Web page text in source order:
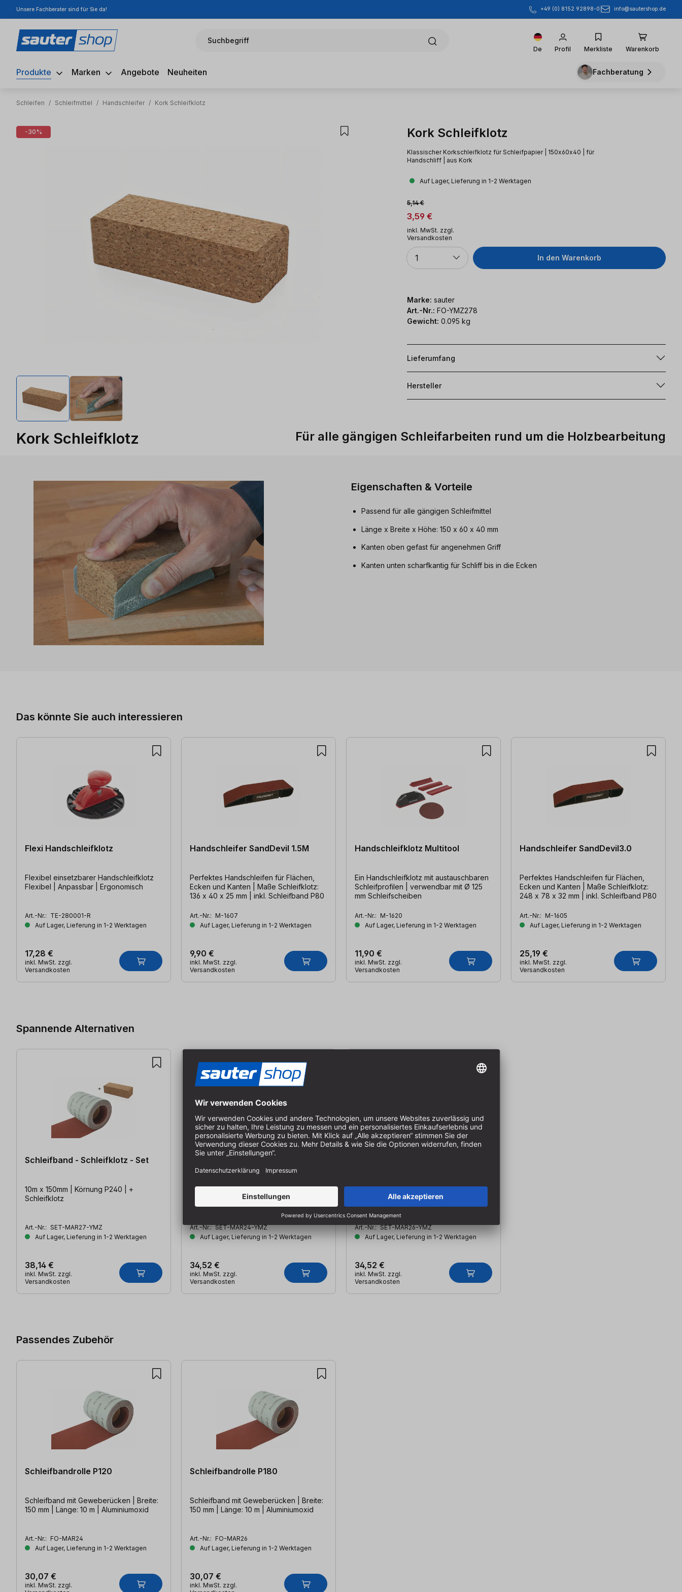
Hauptinhalt springen
Zur Suche springen
Zur Hauptnavigation springen
Unsere Fachberater sind für Sie da! +49 (0) 8152 92898-0 info@sautershop.de
Suchbegriff
De Profil Merkliste Warenkorb
Produkte Marken Angebote Neuheiten Fachberatung
Schleifen / Schleifmittel / Handschleifer / Kork Schleifklotz
Bildergalerie überspringen
-30% Kork Schleifklotz
Klassischer Korkschleifklotz für Schleifpapier | 150x60x40 | für
Handschliff | aus Kork
Auf Lager, Lieferung in 1-2 Werktagen
Verkaufspreis:
3,59 €
Regulärer Preis:
5,14 €
inkl. MwSt. zzgl.
Versandkosten
Anzahl
1 In den Warenkorb
Marke: sauter
Art.-Nr.: FO-YMZ278
Gewicht: 0.095 kg
Lieferumfang
Hersteller
Kork Schleifklotz Für alle gängigen Schleifarbeiten rund um die Holzbearbeitung
Eigenschaften & Vorteile
Passend für alle gängigen Schleifmittel
Länge x Breite x Höhe: 150 x 60 x 40 mm
Kanten oben gefast für angenehmen Griff
Kanten unten scharfkantig für Schliff bis in die Ecken
Das könnte Sie auch interessieren
Flexi Handschleifklotz
Flexibel einsetzbarer Handschleifklotz
Flexibel | Anpassbar | Ergonomisch
Art.-Nr.: TE-280001-R
Auf Lager, Lieferung in 1-2 Werktagen
17,28 €
inkl. MwSt. zzgl.
Versandkosten
Handschleifer SandDevil 1.5M
Perfektes Handschleifen für Flächen,
Ecken und Kanten | Maße Schleifklotz:
136 x 40 x 25 mm | inkl. Schleifband P80
Art.-Nr.: M-1607
Auf Lager, Lieferung in 1-2 Werktagen
9,90 €
inkl. MwSt. zzgl.
Versandkosten
Handschleifklotz Multitool
Ein Handschleifklotz mit austauschbaren
Schleifprofilen | verwendbar mit Ø 125
mm Schleifscheiben
Art.-Nr.: M-1620
Auf Lager, Lieferung in 1-2 Werktagen
11,90 €
inkl. MwSt. zzgl.
Versandkosten
Handschleifer SandDevil3.0
Perfektes Handschleifen für Flächen,
Ecken und Kanten | Maße Schleifklotz:
248 x 78 x 32 mm | inkl. Schleifband P80
Art.-Nr.: M-1605
Auf Lager, Lieferung in 1-2 Werktagen
25,19 €
inkl. MwSt. zzgl.
Versandkosten
Spannende Alternativen
Schleifband - Schleifklotz - Set
10m x 150mm | Körnung P240 | +
Schleifklotz
Art.-Nr.: SET-MAR27-YMZ
Auf Lager, Lieferung in 1-2 Werktagen
38,14 €
inkl. MwSt. zzgl.
Versandkosten
Schleifband - Schleifklotz - Set
10m x 150mm | Körnung P120 | +
Art.-Nr.: SET-MAR24-YMZ
Auf Lager, Lieferung in 1-2 Werktagen
34,52 €
inkl. MwSt. zzgl.
Versandkosten
10m x 150mm | Körnung P180 | +
Schleifklotz
Art.-Nr.: SET-MAR26-YMZ
Auf Lager, Lieferung in 1-2 Werktagen
34,52 €
inkl. MwSt. zzgl.
Versandkosten
Passendes Zubehör
Schleifbandrolle P120
Schleifband mit Geweberücken | Breite:
150 mm | Länge: 10 m | Aluminiumoxid
Art.-Nr.: FO-MAR24
Auf Lager, Lieferung in 1-2 Werktagen
30,07 €
inkl. MwSt. zzgl.
Schleifbandrolle P180
Schleifband mit Geweberücken | Breite:
150 mm | Länge: 10 m | Aluminiumoxid
Art.-Nr.: FO-MAR26
Auf Lager, Lieferung in 1-2 Werktagen
30,07 €
inkl. MwSt. zzgl.